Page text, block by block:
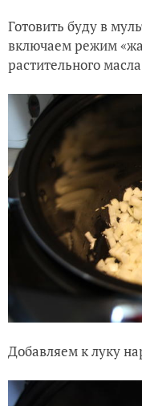
Готовить буду в
включаем режим
растительного
Добавляем к луку